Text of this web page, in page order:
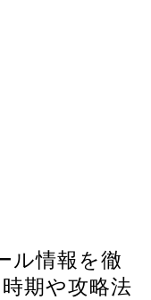
ル情報を徹
期や攻略法